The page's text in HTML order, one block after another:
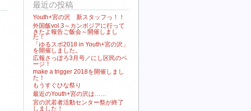
最近の投稿
Youth+宮の沢 新スタッフっ！！
外国飯vol.3～カンボジアに行って
きたよ報告ご飯会～開催しまし
た！
「ゆるスポ2018 in Youth+宮の沢」
を開催しました。
広報さっぽろ3月号／にし区民のペ
ージ！
make a trigger 2018を開催しまし
た！
もうすぐひな祭り
最近のYouth+宮の沢は……
宮の沢若者活動センター祭が終了
しました！